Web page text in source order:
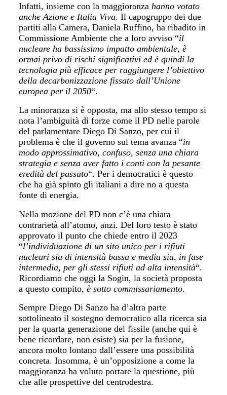
Infatti, insieme con la maggioranza hanno votato
anche Azione e Italia Viva. Il capogruppo dei due
partiti alla Camera, Daniela Ruffino, ha ribadito in
Commissione Ambiente che a loro avviso “il
nucleare ha bassissimo impatto ambientale, è
ormai privo di rischi significativi ed è quindi la
tecnologia più efficace per raggiungere l’obiettivo
della decarbonizzazione fissato dall’Unione
europea per il 2050“.
La minoranza si è opposta, ma allo stesso tempo si
nota l’ambiguità di forze come il PD nelle parole
del parlamentare Diego Di Sanzo, per cui il
problema è che il governo sul tema avanza “in
modo approssimativo, confuso, senza una chiara
strategia e senza aver fatto i conti con la pesante
eredità del passato“. Per i democratici è questo
che ha già spinto gli italiani a dire no a questa
fonte di energia.
Nella mozione del PD non c’è una chiara
contrarietà all’atomo, anzi. Del loro testo è stato
approvato il punto che chiede entro il 2023
“l’individuazione di un sito unico per i rifiuti
nucleari sia di intensità bassa e media sia, in fase
intermedia, per gli stessi rifiuti ad alta intensità“.
Ricordiamo che oggi la Sogin, la società proposta
a questo compito,è sotto commissariamento.
Sempre Diego Di Sanzo ha d’altra parte
sottolineato il sostegno democratico alla ricerca sia
per la quarta generazione del fissile (anche qui è
bene ricordare, non esiste) sia per la fusione,
ancora molto lontano dall’essere una possibilità
concreta. Insomma, è un’opposizione a come la
maggioranza ha voluto portare la questione, più
che alle prospettive del centrodestra.